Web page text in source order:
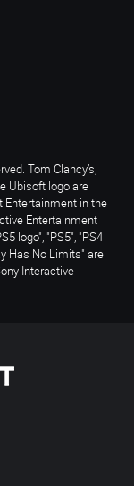
Tom Clancy’s,
Ubisoft logo are
Entertainment in the
Entertainment
logo", "PS5", "PS4
Has No Limits" are
Interactive